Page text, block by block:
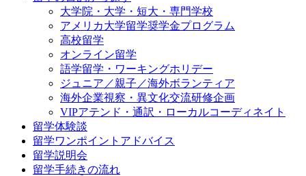
大学院・大学・短大・専門学校
アメリカ大学留学奨学金プログラム
高校留学
オンライン留学
語学留学・ワーキングホリデー
ジュニア／親子／海外ボランティア
海外企業視察・異文化交流研修企画
VIPアテンド・通訳・ローカルコーディネイト
留学体験談
留学ワンポイントアドバイス
留学説明会
留学手続きの流れ